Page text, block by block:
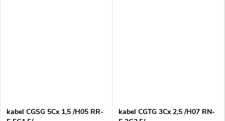
kabel CGSG 5Cx 1,5 /H05 RR-
kabel CGTG 3Cx 2,5 /H07 RN-